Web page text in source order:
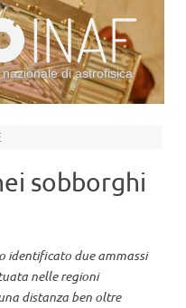
di astrofisica
sobborghi
identificato due ammassi
nelle regioni
distanza ben oltre